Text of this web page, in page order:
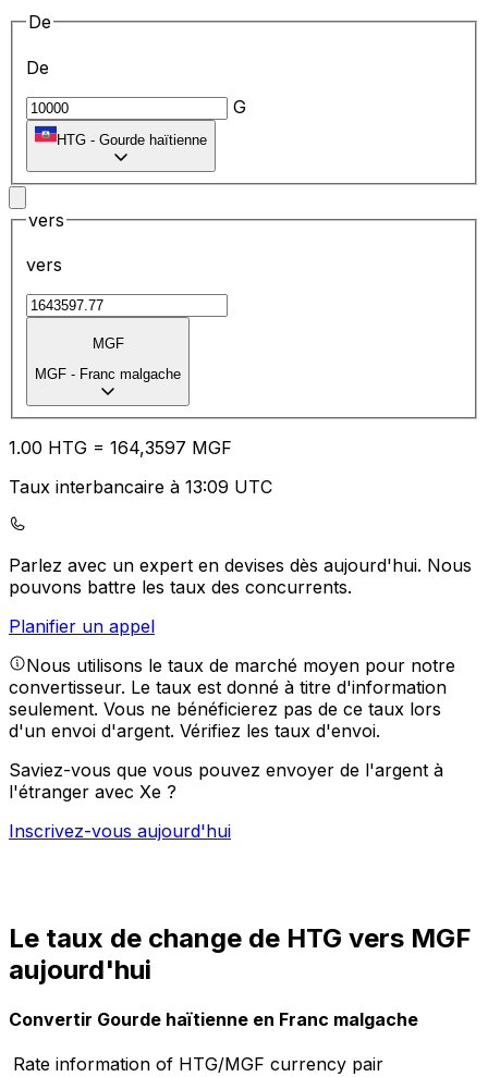
De
De
G
HTG - Gourde haïtienne
vers
vers
MGF
MGF - Franc malgache
1.00 HTG = 164,3597 MGF
Taux interbancaire à 13:09 UTC
Parlez avec un expert en devises dès aujourd'hui. Nous
pouvons battre les taux des concurrents.
Planifier un appel
Nous utilisons le taux de marché moyen pour notre
convertisseur. Le taux est donné à titre d'information
seulement. Vous ne bénéficierez pas de ce taux lors
d'un envoi d'argent. Vérifiez les taux d'envoi.
Saviez-vous que vous pouvez envoyer de l'argent à
l'étranger avec Xe ?
Inscrivez-vous aujourd'hui
Le taux de change de HTG vers MGF
aujourd'hui
Convertir Gourde haïtienne en Franc malgache
Rate information of HTG/MGF currency pair